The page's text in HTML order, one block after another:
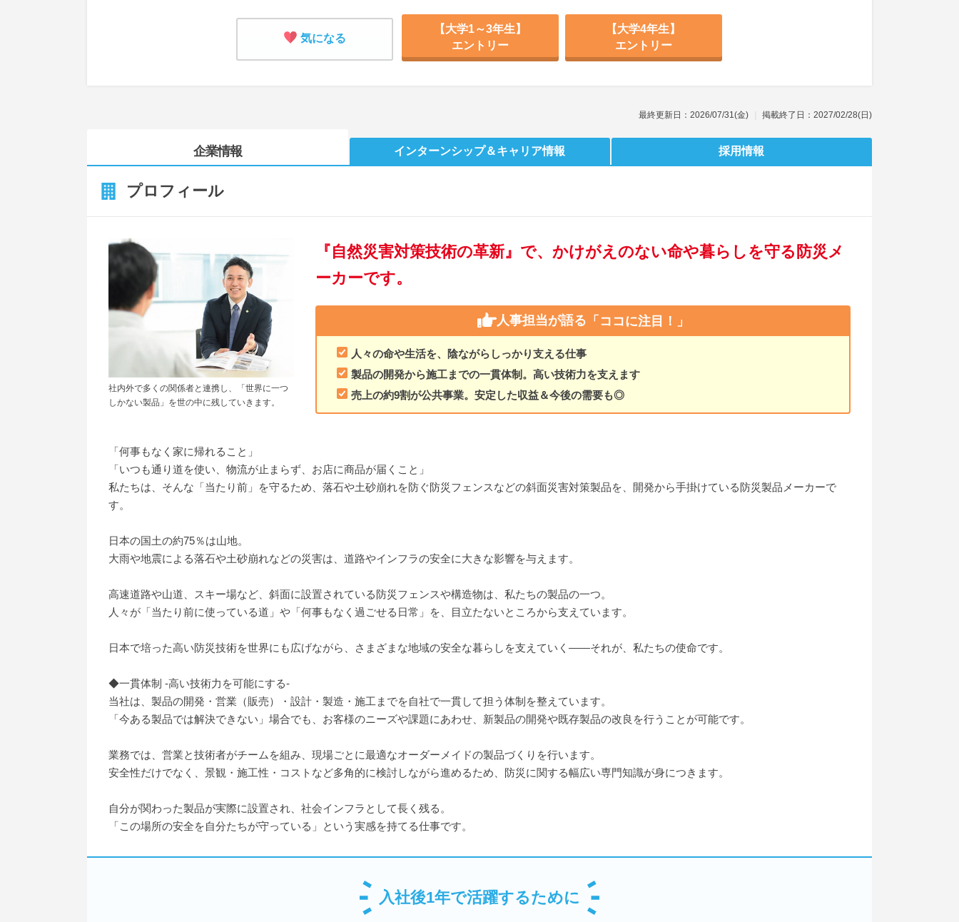
気になる
【大学1～3年生】
エントリー
【大学4年生】
エントリー
最終更新日：2026/07/31(金) 掲載終了日：2027/02/28(日)
企業情報 インターンシップ＆キャリア情報 採用情報
プロフィール
『自然災害対策技術の革新』で、かけがえのない命や暮らしを守る防災メ
ーカーです。
人事担当が語る 「ココに注目！」
人々の命や生活を、陰ながらしっかり支える仕事
製品の開発から施工までの一貫体制。高い技術力を支えます
売上の約9割が公共事業。安定した収益＆今後の需要も◎
社内外で多くの関係者と連携し、「世界に一つ
しかない製品」を世の中に残していきます。
「何事もなく家に帰れること」
「いつも通り道を使い、物流が止まらず、お店に商品が届くこと」
私たちは、そんな「当たり前」を守るため、落石や土砂崩れを防ぐ防災フェンスなどの斜面災害対策製品を、開発から手掛けている防災製品メーカーで
す。
日本の国土の約75％は山地。
大雨や地震による落石や土砂崩れなどの災害は、道路やインフラの安全に大きな影響を与えます。
高速道路や山道、スキー場など、斜面に設置されている防災フェンスや構造物は、私たちの製品の一つ。
人々が「当たり前に使っている道」や「何事もなく過ごせる日常」を、目立たないところから支えています。
日本で培った高い防災技術を世界にも広げながら、さまざまな地域の安全な暮らしを支えていく――それが、私たちの使命です。
◆一貫体制 -高い技術力を可能にする-
当社は、製品の開発・営業（販売）・設計・製造・施工までを自社で一貫して担う体制を整えています。
「今ある製品では解決できない」場合でも、お客様のニーズや課題にあわせ、新製品の開発や既存製品の改良を行うことが可能です。
業務では、営業と技術者がチームを組み、現場ごとに最適なオーダーメイドの製品づくりを行います。
安全性だけでなく、景観・施工性・コストなど多角的に検討しながら進めるため、防災に関する幅広い専門知識が身につきます。
自分が関わった製品が実際に設置され、社会インフラとして長く残る。
「この場所の安全を自分たちが守っている」という実感を持てる仕事です。
入社後1年で活躍するために